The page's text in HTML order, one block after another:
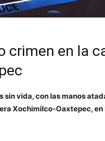
crimen en la
vida, con las manos
Xochimilco-Oaxtepec,